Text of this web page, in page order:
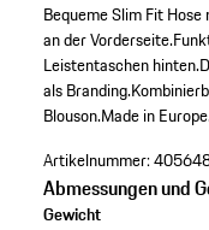
Bequeme Slim Fit
an der Vorderseite.
Leistentaschen hinten.
als Branding.
Blouson.Made in
Artikelnummer:
Abmessungen und
Gewicht